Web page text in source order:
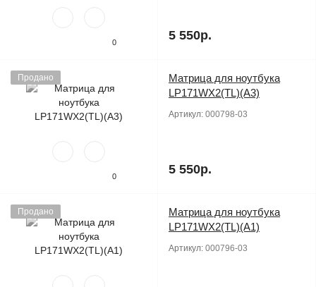
0 5 550р.
Продано
0
Матрица для ноутбука
LP171WX2(TL)(A3)
Артикул: 000798-03
5 550р.
Продано
Матрица для ноутбука
LP171WX2(TL)(A1)
Артикул: 000796-03